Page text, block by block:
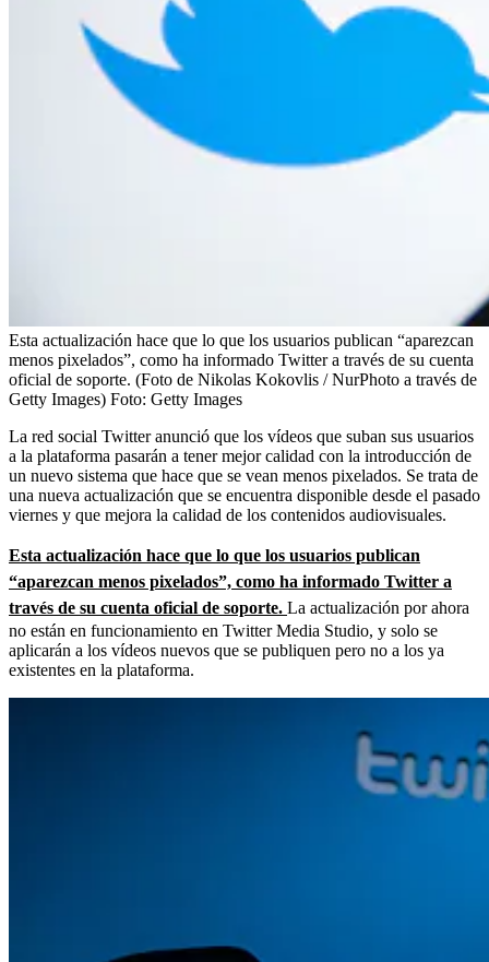
Esta actualización hace que lo que los usuarios publican “aparezcan
menos pixelados”, como ha informado Twitter a través de su cuenta
oficial de soporte. (Foto de Nikolas Kokovlis / NurPhoto a través de
Getty Images) Foto: Getty Images
La red social Twitter anunció que los vídeos que suban sus usuarios
a la plataforma pasarán a tener mejor calidad con la introducción de
un nuevo sistema que hace que se vean menos pixelados. Se trata de
una nueva actualización que se encuentra disponible desde el pasado
viernes y que mejora la calidad de los contenidos audiovisuales.
Esta actualización hace que lo que los usuarios publican
“aparezcan menos pixelados”, como ha informado Twitter a
través de su cuenta oficial de soporte. La actualización por ahora
no están en funcionamiento en Twitter Media Studio, y solo se
aplicarán a los vídeos nuevos que se publiquen pero no a los ya
existentes en la plataforma.